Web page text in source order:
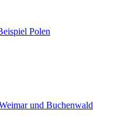
Polen
und Buchenwald